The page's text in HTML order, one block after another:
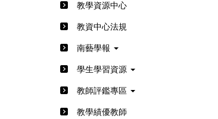
教學資源中心
教資中心法規
南藝學報
學生學習資源
教師評鑑專區
教學績優教師